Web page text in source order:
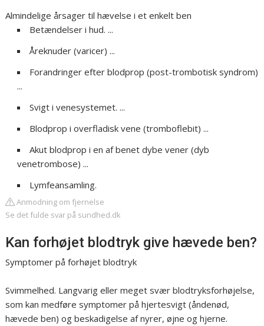
Almindelige årsager til hævelse i et enkelt ben
Betændelser i hud. ...
Åreknuder (varicer) ...
Forandringer efter blodprop (post-trombotisk syndrom)
...
Svigt i venesystemet. ...
Blodprop i overfladisk vene (tromboflebit) ...
Akut blodprop i en af benet dybe vener (dyb
venetrombose) ...
Lymfeansamling.
Anmodning om fjernelse
Se det fulde svar på sundhed.dk
Kan forhøjet blodtryk give hævede ben?
Symptomer på forhøjet blodtryk
Svimmelhed. Langvarig eller meget svær blodtryksforhøjelse,
som kan medføre symptomer på hjertesvigt (åndenød,
hævede ben) og beskadigelse af nyrer, øjne og hjerne.